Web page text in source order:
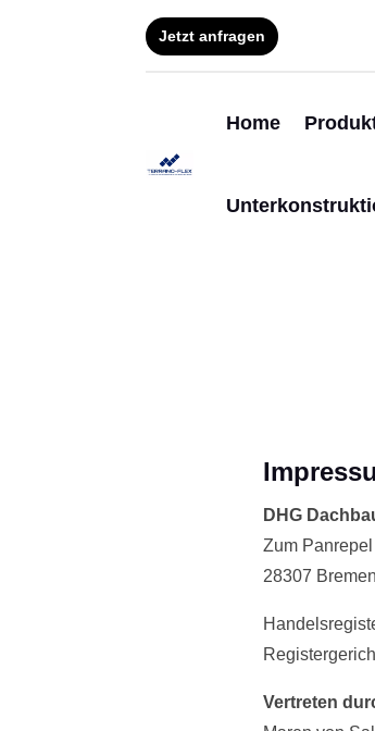
Jetzt anfragen
Home
DHG
Zum
28307 Bremen
Vertreten